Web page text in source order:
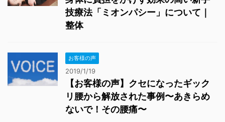
技療法「ミオンパシー」について｜
整体
お客様の声
2019/1/19
【お客様の声】クセになったギック
リ腰から解放された事例〜あきらめ
ないで！その腰痛〜